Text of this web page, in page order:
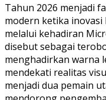
Tahun 2026 menjadi
modern ketika
melalui kehadiran
disebut sebagai
menghadirkan warna
mendekati realitas
menjadi dua pemain